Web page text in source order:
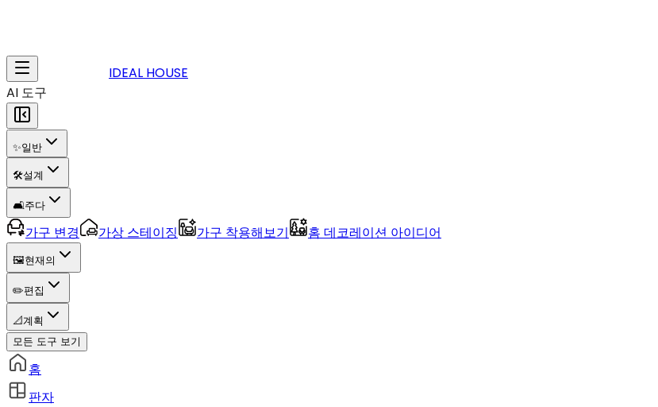
IDEAL HOUSE
AI 도구
✨일반
🛠️설계
🛋️주다
가구 변경 가상 스테이징 가구 착용해보기 홈 데코레이션 아이디어
🖼️현재의
✏️편집
📐계획
모든 도구 보기
홈
판자